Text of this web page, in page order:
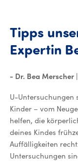
Tipps
Expertin
- Dr. Bea Merscher
U-Untersuchungen
Kinder – vom
helfen, die
deines Kindes
Auffälligkeiten
Untersuchungen